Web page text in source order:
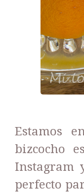
Estamos
bizcocho
Instagram
perfecto